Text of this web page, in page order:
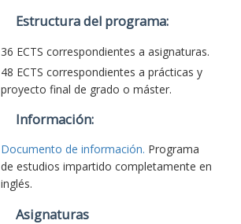
Estructura del programa:
36 ECTS correspondientes a asignaturas.
48 ECTS correspondientes a prácticas y
proyecto final de grado o máster.
Información:
Documento de información. Programa
de estudios impartido completamente en
inglés.
Asignaturas